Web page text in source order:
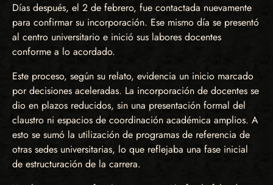
Días después, el 2 de febrero, fue contactada nuevamente
para confirmar su incorporación. Ese mismo día se presentó
al centro universitario e inició sus labores docentes
conforme a lo acordado.
Este proceso, según su relato, evidencia un inicio marcado
por decisiones aceleradas. La incorporación de docentes se
dio en plazos reducidos, sin una presentación formal del
claustro ni espacios de coordinación académica amplios. A
esto se sumó la utilización de programas de referencia de
otras sedes universitarias, lo que reflejaba una fase inicial
de estructuración de la carrera.